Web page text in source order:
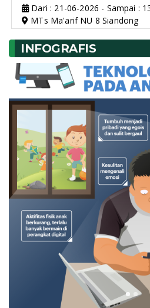
Dari : 21-06-2026 - Sampai :
MTs Ma'arif NU 8 Siandong
INFOGRAFIS